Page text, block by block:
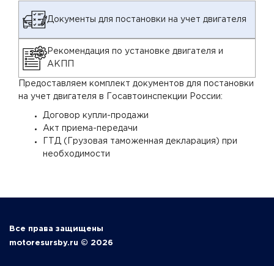
Документы для постановки на учет двигателя
Рекомендация по установке двигателя и
АКПП
Предоставляем комплект документов для постановки
на учет двигателя в Госавтоинспекции России:
Договор купли-продажи
Акт приема-передачи
ГТД (Грузовая таможенная декларация) при
необходимости
Все права защищены
motoresursby.ru © 2026